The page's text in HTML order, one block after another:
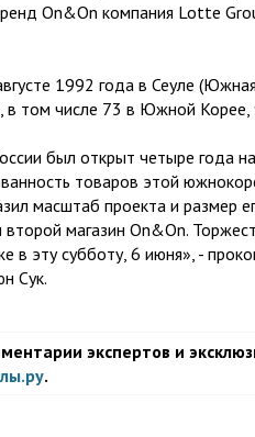
On&On компания Lotte
1992 года в Сеуле
в том числе 73 в Южной
был открыт четыре года
товаров этой
масштаб проекта и размер
магазин On&On.
в эту субботу, 6 июня», -
Сук.
экспертов и
.